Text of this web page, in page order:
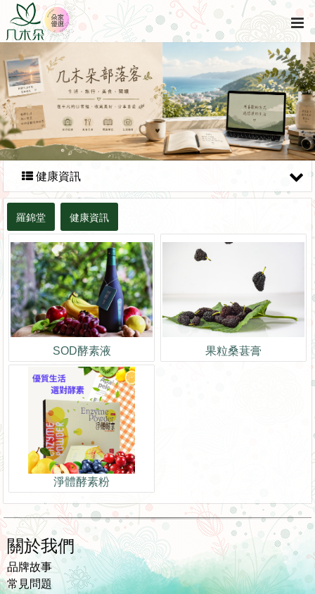
健康資訊
羅錦堂 健康資訊
SOD酵素液 果粒桑葚膏
淨體酵素粉
關於我們
品牌故事
常見問題